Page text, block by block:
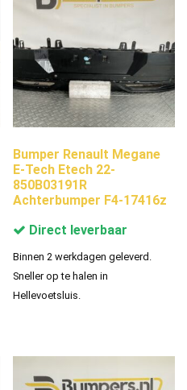
Bumper Renault Megane
E-Tech Etech 22-
850B03191R
Achterbumper F4-17416z
Direct leverbaar
Binnen 2 werkdagen geleverd.
Sneller op te halen in
Hellevoetsluis.